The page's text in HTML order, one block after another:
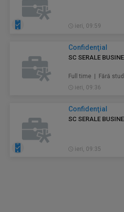
ieri, 09:59
Confidenţial
SC SERALE
Full time | Fără
ieri, 09:36
Confidenţial
SC SERALE
ieri, 09:35